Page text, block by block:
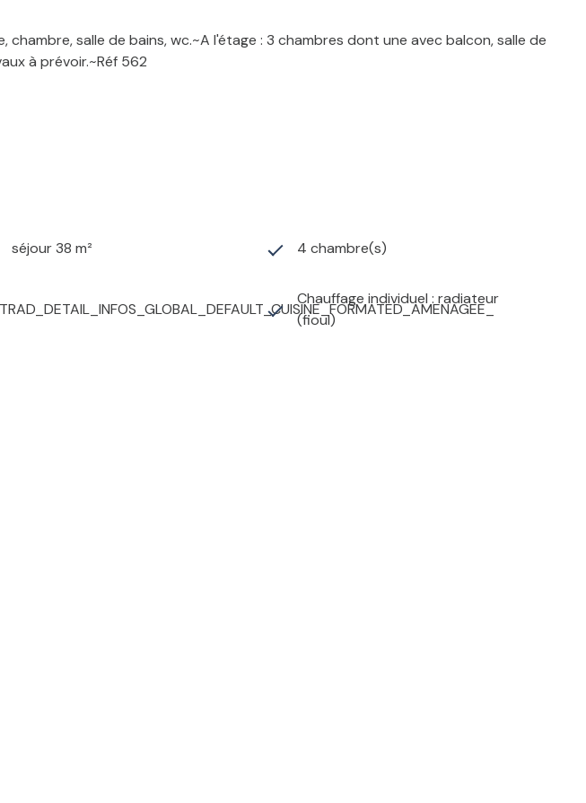
salle de bains, wc.~A l'étage : 3 chambres dont une avec balcon, salle de
à prévoir.~Réf 562
séjour 38 m² 4 chambre(s)
TRAD_DETAIL_INFOS_GLOBAL_DEFAULT_CUISINE_FORMATED_AMENAGEE_
Chauffage individuel : radiateur
(fioul)